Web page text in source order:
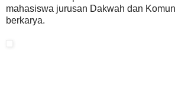
mahasiswa jurusan Dakwah dan
berkarya.